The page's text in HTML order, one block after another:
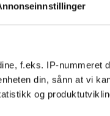
f.eks. IP-nummeret
din, sånn at vi
og
er ikke
søt